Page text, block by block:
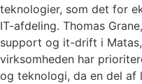
teknologier, som det for
IT-afdeling. Thomas
support og it-drift i Matas,
virksomheden har
og teknologi, da en del